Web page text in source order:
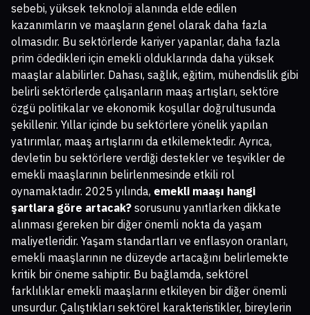
sebebi, yüksek teknoloji alanında elde edilen
kazanımların ve maaşların genel olarak daha fazla
olmasıdır. Bu sektörlerde kariyer yapanlar, daha fazla
prim ödedikleri için emekli olduklarında daha yüksek
maaşlar alabilirler. Dahası, sağlık, eğitim, mühendislik gibi
belirli sektörlerde çalışanların maaş artışları, sektöre
özgü politikalar ve ekonomik koşullar doğrultusunda
şekillenir. Yıllar içinde bu sektörlere yönelik yapılan
yatırımlar, maaş artışlarını da etkilemektedir. Ayrıca,
devletin bu sektörlere verdiği destekler ve teşvikler de
emekli maaşlarının belirlenmesinde etkili rol
oynamaktadır. 2025 yılında, emekli maaşı hangi
şartlara göre artacak? sorusunu yanıtlarken dikkate
alınması gereken bir diğer önemli nokta da yaşam
maliyetleridir. Yaşam standartları ve enflasyon oranları,
emekli maaşlarının ne düzeyde artacağını belirlemekte
kritik bir öneme sahiptir. Bu bağlamda, sektörel
farklılıklar emekli maaşlarını etkileyen bir diğer önemli
unsurdur. Çalıştıkları sektörel karakteristikler, bireylerin